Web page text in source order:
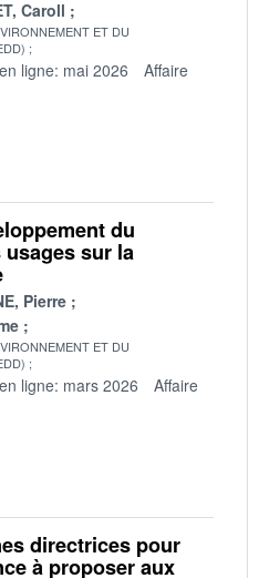
Caroll
ET DU
ligne: mai 2026
Affaire
du
sur la
Pierre
ET DU
ligne: mars 2026
Affaire
directrices pour
à proposer aux